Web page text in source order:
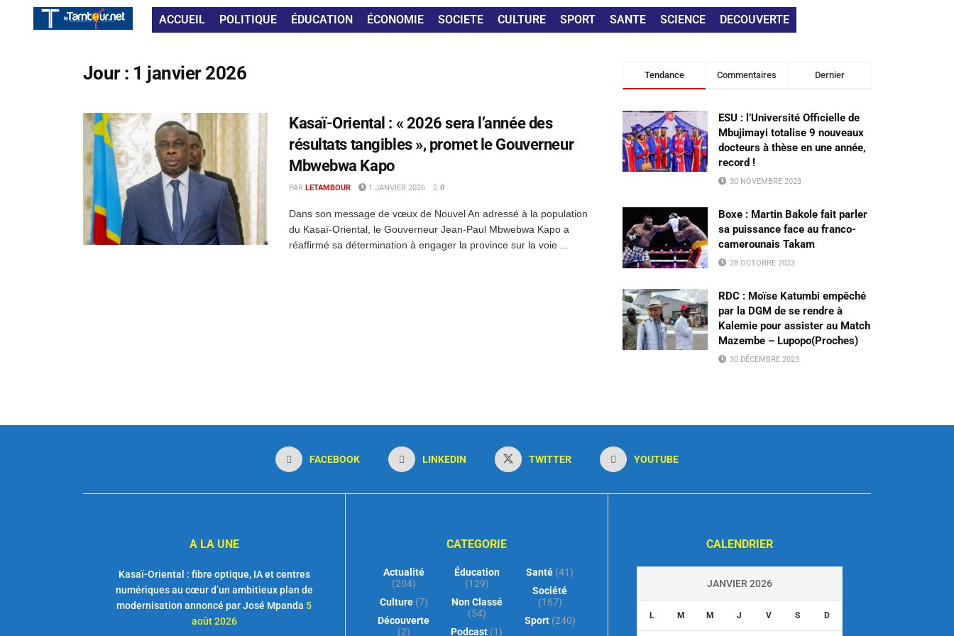
ACCUEIL POLITIQUE ÉDUCATION ÉCONOMIE SOCIETE CULTURE SPORT SANTE SCIENCE DECOUVERTE
Jour : 1 janvier 2026
Kasaï-Oriental : « 2026 sera l’année des
résultats tangibles », promet le Gouverneur
Mbwebwa Kapo
PAR LETAMBOUR 1 JANVIER 2026 0
Dans son message de vœux de Nouvel An adressé à la population
du Kasaï-Oriental, le Gouverneur Jean-Paul Mbwebwa Kapo a
réaffirmé sa détermination à engager la province sur la voie ...
Tendance Commentaires Dernier
ESU : l’Université Officielle de
Mbujimayi totalise 9 nouveaux
docteurs à thèse en une année,
record !
30 NOVEMBRE 2023
Boxe : Martin Bakole fait parler
sa puissance face au franco-
camerounais Takam
28 OCTOBRE 2023
RDC : Moïse Katumbi empêché
par la DGM de se rendre à
Kalemie pour assister au Match
Mazembe – Lupopo(Proches)
30 DÉCEMBRE 2023
FACEBOOK LINKEDIN TWITTER YOUTUBE
A LA UNE
Kasaï-Oriental : fibre optique, IA et centres
numériques au cœur d’un ambitieux plan de
modernisation annoncé par José Mpanda 5
août 2026
CATEGORIE
Actualité
(204)
Culture(7)
Découverte
(2)
Éducation
(129)
Non Classé
(54)
Podcast (1)
Santé (41)
Société
(167)
Sport(240)
CALENDRIER
JANVIER 2026
L M M J V S D